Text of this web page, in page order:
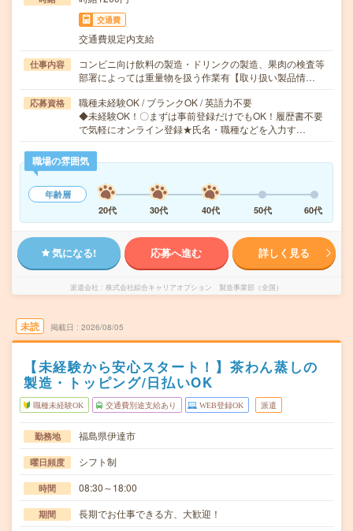
交通費
交通費規定内支給
仕事内容
コンビニ向け飲料の製造・ドリンクの製造、果肉の検査等
部署によっては重量物を扱う作業有【取り扱い製品情…
応募資格
職種未経験OK / ブランクOK / 英語力不要
◆未経験OK！〇まずは事前登録だけでもOK！履歴書不要
で気軽にオンライン登録★氏名・職種などを入力す…
職場の雰囲気
年齢層
20代
30代 40代 50代 60代
気になる! 応募へ進む 詳しく見る
派遣会社 株式会社綜合キャリアオプション 製造事業部（全国）
未読 掲載日 2026/08/05
【未経験から安心スタート！】茶わん蒸しの
製造・トッピング/日払いOK
職種未経験OK 交通費別途支給あり WEB登録OK 派遣
勤務地 福島県伊達市
曜日頻度 シフト制
時間 08:30～18:00
期間 長期でお仕事できる方、大歓迎！